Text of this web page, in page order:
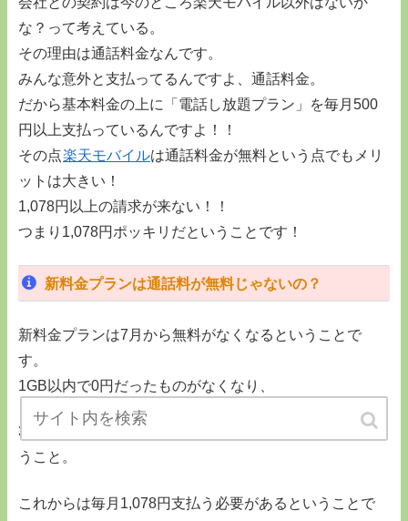
な？って考えている。
その理由は通話料金なんです。
みんな意外と支払ってるんですよ、通話料金。
だから基本料金の上に「電話し放題プラン」を毎月500
円以上支払っているんですよ！！
その点楽天モバイルは通話料金が無料という点でもメリ
ットは大きい！
1,078円以上の請求が来ない！！
つまり1,078円ポッキリだということです！
新料金プランは通話料が無料じゃないの？
新料金プランは7月から無料がなくなるということで
す。
1GB以内で0円だったものがなくなり、
3GB以下データ使用で980円(税込み1,078円)になるとい
うこと。
これからは毎月1,078円支払う必要があるということで